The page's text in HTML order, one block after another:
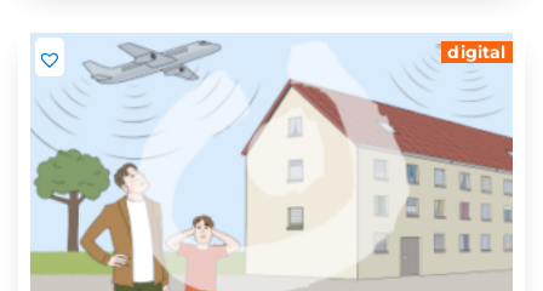
digital